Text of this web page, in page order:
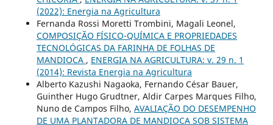
(2022): Energia na Agricultura
Fernanda Rossi Moretti Trombini, Magali Leonel,
COMPOSIÇÃO FÍSICO-QUÍMICA E PROPRIEDADES
TECNOLÓGICAS DA FARINHA DE FOLHAS DE
MANDIOCA , ENERGIA NA AGRICULTURA: v. 29 n. 1
(2014): Revista Energia na Agricultura
Alberto Kazushi Nagaoka, Fernando César Bauer,
Guinther Hugo Grudtner, Aldir Carpes Marques Filho,
Nuno de Campos Filho, AVALIAÇÃO DO DESEMPENHO
DE UMA PLANTADORA DE MANDIOCA SOB SISTEMA